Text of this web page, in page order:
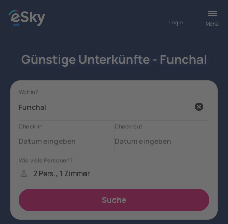
Menü
Log in
Günstige Unterkünfte - Funchal